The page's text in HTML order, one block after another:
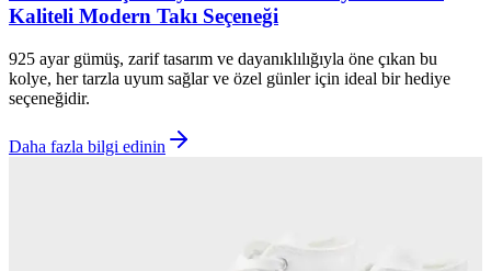
Kaliteli Modern Takı Seçeneği
925 ayar gümüş, zarif tasarım ve dayanıklılığıyla öne çıkan bu
kolye, her tarzla uyum sağlar ve özel günler için ideal bir hediye
seçeneğidir.
Daha fazla bilgi edinin